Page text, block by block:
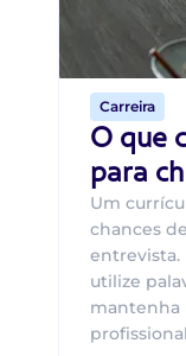
Carreira
O que
para
Um
chances
entrevista.
utilize
mantenha